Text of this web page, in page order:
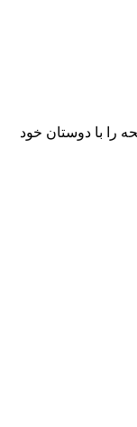
را با دوستان خود